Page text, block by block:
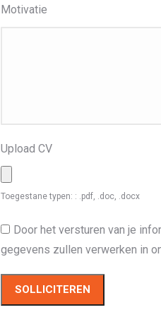
Motivatie
Upload CV
Toegestane typen: : .pdf, .doc, .docx
Door het versturen van je
gegevens zullen verwerken in